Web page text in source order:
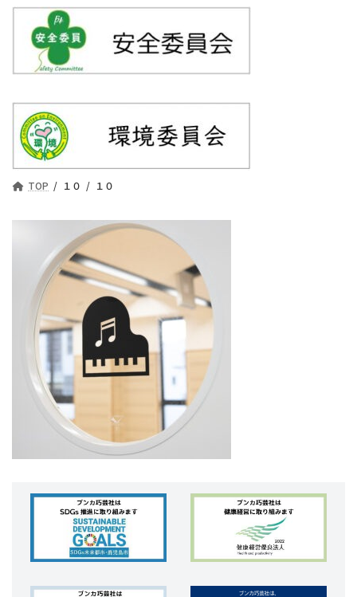
TOP １０ １０